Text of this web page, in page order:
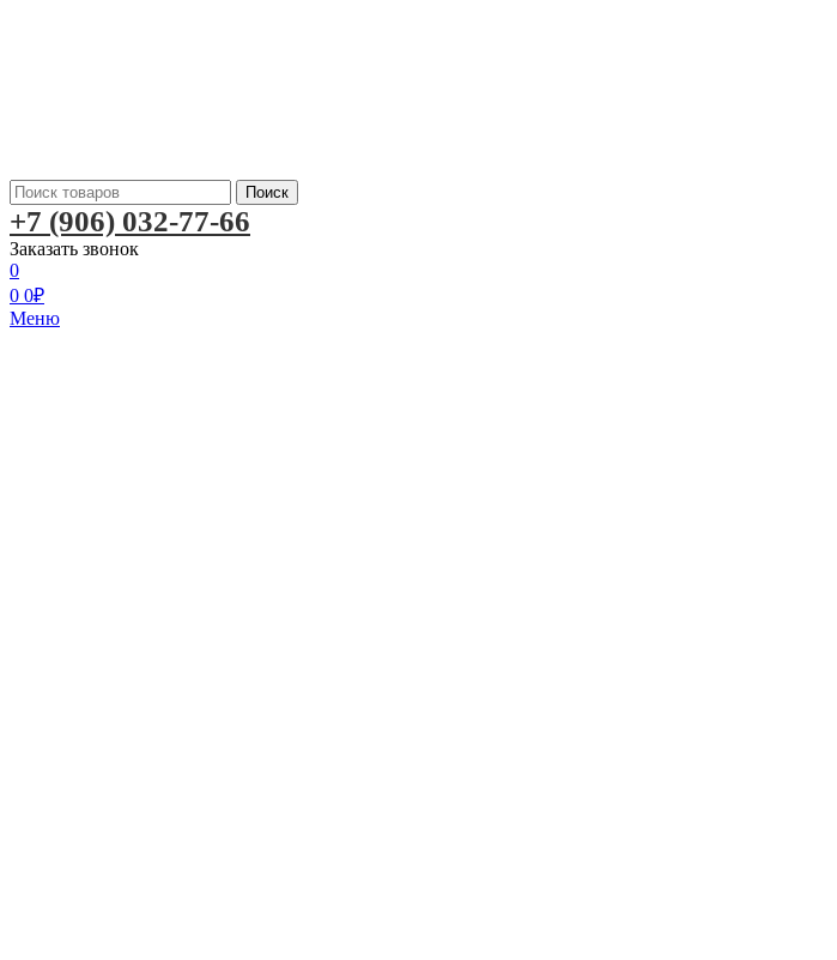
Поиск
+7 (906) 032-77-66
Заказать звонок
0
0 0₽
Меню